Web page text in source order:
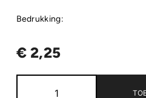
Bedrukking:
€2,25
GRS